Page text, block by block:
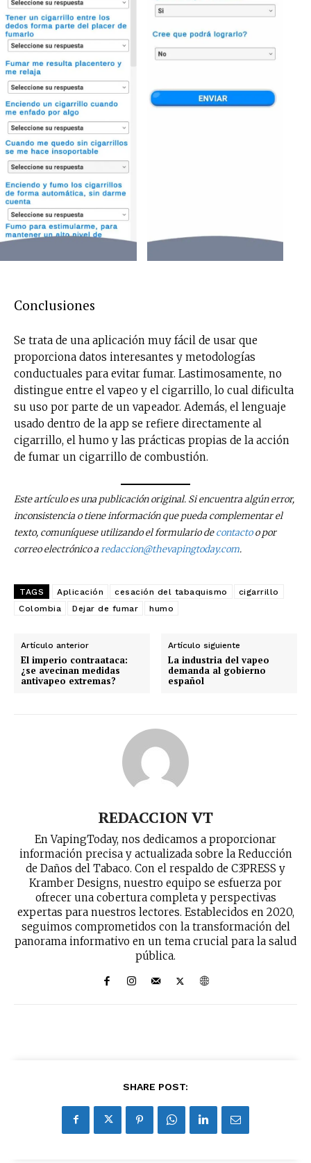
No te pierdas de las
Suscríbete a nuestro boletín diario y
recibe todas las noticias del vapeo y la
reducción de daños en tu correo
Subscribe to our daily clipping and
receive all the news of vaping and
tobacco harm reduction in your email.
Conclusiones
Se trata de una aplicación muy fácil de usar que
proporciona datos interesantes y metodologías
conductuales para evitar fumar. Lastimosamente, no
distingue entre el vapeo y el cigarrillo, lo cual dificulta
su uso por parte de un vapeador. Además, el lenguaje
usado dentro de la app se refiere directamente al
cigarrillo, el humo y las prácticas propias de la acción
de fumar un cigarrillo de combustión.
Este artículo es una publicación original. Si encuentra algún error,
inconsistencia o tiene información que pueda complementar el
texto, comuníquese utilizando el formulario decontactoo por
correo electrónico aredaccion@thevapingtoday.com.
TAGS Aplicación cesación del tabaquismo
cigarrillo
Colombia
Dejar de fumar humo
Artículo anterior
El imperio contraataca:
¿se avecinan medidas
antivapeo extremas?
Artículo siguiente
La industria del vapeo
demanda al gobierno
español
REDACCION VT
En VapingToday, nos dedicamos a proporcionar
información precisa y actualizada sobre la Reducción
de Daños del Tabaco. Con el respaldo de C3PRESS y
Kramber Designs, nuestro equipo se esfuerza por
ofrecer una cobertura completa y perspectivas
expertas para nuestros lectores. Establecidos en 2020,
seguimos comprometidos con la transformación del
panorama informativo en un tema crucial para la salud
pública.
SHARE POST: